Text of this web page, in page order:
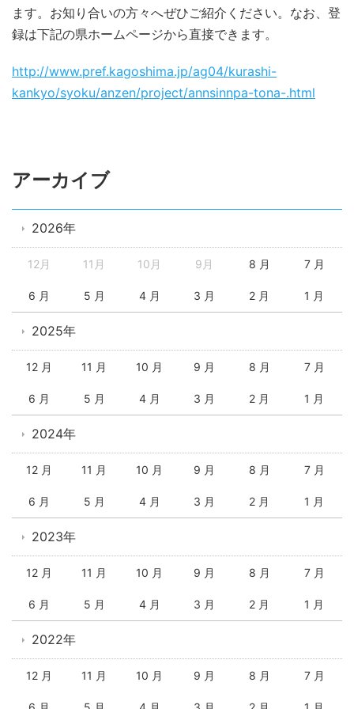
ます。お知り合いの方々へぜひご紹介ください。なお、登
録は下記の県ホームページから直接できます。
http://www.pref.kagoshima.jp/ag04/kurashi-
kankyo/syoku/anzen/project/annsinnpa-tona-.html
アーカイブ
2026年
12月 11月 10月 9月 8 月 7 月
6 月 5 月 4 月 3 月 2 月 1 月
2025年
12 月 11 月 10 月 9 月 8 月 7 月
6 月 5 月 4 月 3 月 2 月 1 月
2024年
12 月 11 月 10 月 9 月 8 月 7 月
6 月 5 月 4 月 3 月 2 月 1 月
2023年
12 月 11 月 10 月 9 月 8 月 7 月
6 月 5 月 4 月 3 月 2 月 1 月
2022年
12 月 11 月 10 月 9 月 8 月 7 月